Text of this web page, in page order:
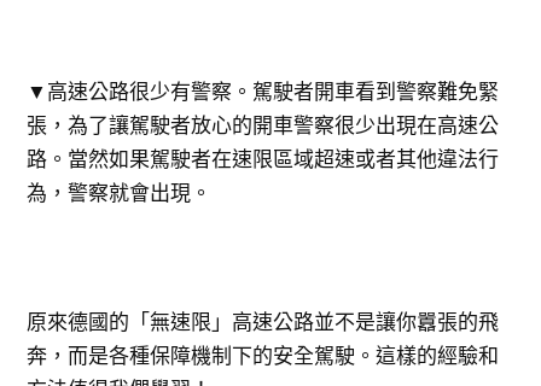
▼高速公路很少有警察。駕駛者開車看到警察難免緊
張，為了讓駕駛者放心的開車警察很少出現在高速公
路。當然如果駕駛者在速限區域超速或者其他違法行
為，警察就會出現。
原來德國的「無速限」高速公路並不是讓你囂張的飛
奔，而是各種保障機制下的安全駕駛。這樣的經驗和